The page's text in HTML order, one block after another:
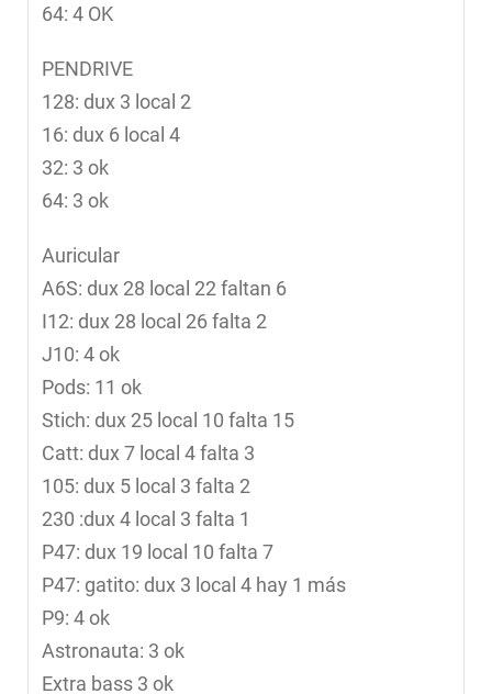
64: 4 OK
PENDRIVE
128: dux 3 local 2
16: dux 6 local 4
32: 3 ok
64: 3 ok
Auricular
A6S: dux 28 local 22 faltan 6
I12: dux 28 local 26 falta 2
J10: 4 ok
Pods: 11 ok
Stich: dux 25 local 10 falta 15
Catt: dux 7 local 4 falta 3
105: dux 5 local 3 falta 2
230 :dux 4 local 3 falta 1
P47: dux 19 local 10 falta 7
P47: gatito: dux 3 local 4 hay 1 más
P9: 4 ok
Astronauta: 3 ok
Extra bass 3 ok